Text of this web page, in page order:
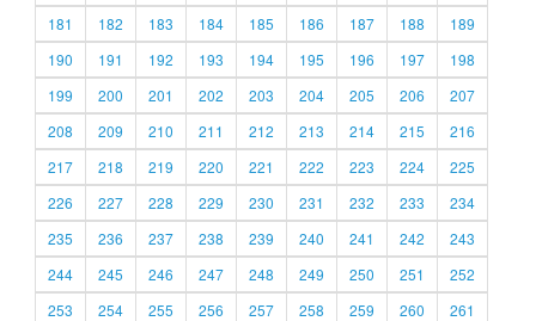
181
182 183 184 185 186 187 188
189
190
191 192 193 194 195 196 197
198
199
200 201 202 203 204 205 206
207
208
209 210 211 212 213 214 215
216
217
218 219 220 221 222 223 224
225
226
227 228 229 230 231 232 233
234
235
236 237 238 239 240 241 242
243
244
245 246 247 248 249 250 251
252
253
254 255 256 257 258 259 260
261